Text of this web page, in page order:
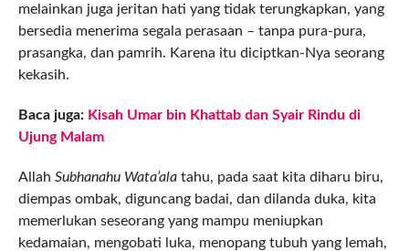
melainkan juga jeritan hati yang tidak terungkapkan, yang
bersedia menerima segala perasaan – tanpa pura-pura,
prasangka, dan pamrih. Karena itu diciptkan-Nya seorang
kekasih.
Baca juga: Kisah Umar bin Khattab dan Syair Rindu di
Ujung Malam
Allah Subhanahu Wata’alatahu, pada saat kita diharu biru,
diempas ombak, diguncang badai, dan dilanda duka, kita
memerlukan seseorang yang mampu meniupkan
kedamaian, mengobati luka, menopang tubuh yang lemah,